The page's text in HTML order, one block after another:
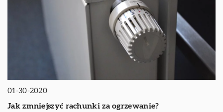
01-30-2020
Jak zmniejszyć rachunki za ogrzewanie?